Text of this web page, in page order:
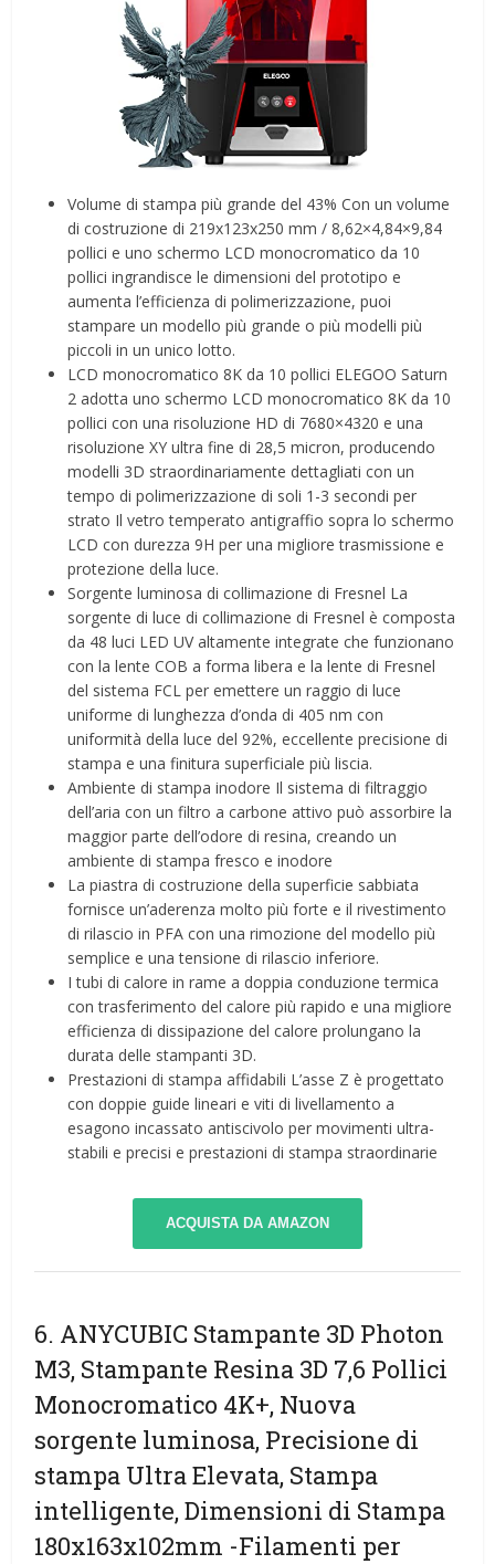
Volume di stampa più grande del 43% Con un volume
di costruzione di 219x123x250 mm / 8,62×4,84×9,84
pollici e uno schermo LCD monocromatico da 10
pollici ingrandisce le dimensioni del prototipo e
aumenta l’efficienza di polimerizzazione, puoi
stampare un modello più grande o più modelli più
piccoli in un unico lotto.
LCD monocromatico 8K da 10 pollici ELEGOO Saturn
2 adotta uno schermo LCD monocromatico 8K da 10
pollici con una risoluzione HD di 7680×4320 e una
risoluzione XY ultra fine di 28,5 micron, producendo
modelli 3D straordinariamente dettagliati con un
tempo di polimerizzazione di soli 1-3 secondi per
strato Il vetro temperato antigraffio sopra lo schermo
LCD con durezza 9H per una migliore trasmissione e
protezione della luce.
Sorgente luminosa di collimazione di Fresnel La
sorgente di luce di collimazione di Fresnel è composta
da 48 luci LED UV altamente integrate che funzionano
con la lente COB a forma libera e la lente di Fresnel
del sistema FCL per emettere un raggio di luce
uniforme di lunghezza d’onda di 405 nm con
uniformità della luce del 92%, eccellente precisione di
stampa e una finitura superficiale più liscia.
Ambiente di stampa inodore Il sistema di filtraggio
dell’aria con un filtro a carbone attivo può assorbire la
maggior parte dell’odore di resina, creando un
ambiente di stampa fresco e inodore
La piastra di costruzione della superficie sabbiata
fornisce un’aderenza molto più forte e il rivestimento
di rilascio in PFA con una rimozione del modello più
semplice e una tensione di rilascio inferiore.
I tubi di calore in rame a doppia conduzione termica
con trasferimento del calore più rapido e una migliore
efficienza di dissipazione del calore prolungano la
durata delle stampanti 3D.
Prestazioni di stampa affidabili L’asse Z è progettato
con doppie guide lineari e viti di livellamento a
esagono incassato antiscivolo per movimenti ultra-
stabili e precisi e prestazioni di stampa straordinarie
ACQUISTA DA AMAZON
6. ANYCUBIC Stampante 3D Photon
M3, Stampante Resina 3D 7,6 Pollici
Monocromatico 4K+, Nuova
sorgente luminosa, Precisione di
stampa Ultra Elevata, Stampa
intelligente, Dimensioni di Stampa
180x163x102mm -Filamenti per